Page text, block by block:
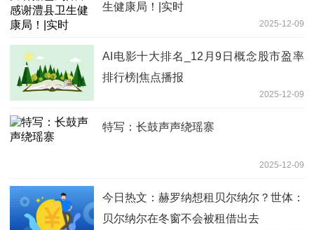
生健康局！|实时
2025-12-09
AI电影十大排名_12月9日概念股市盈率
排行榜|焦点播报
2025-12-09
特写：长鼓声声绕瑶寨
2025-12-09
今日热文：赫罗纳想租贝尔纳尔？世体：
贝尔纳尔在冬窗不会被租借出去